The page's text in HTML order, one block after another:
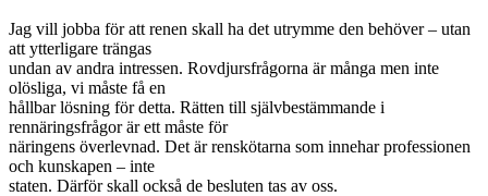
Jag vill jobba för att renen skall ha det utrymme den behöver – utan
att ytterligare trängas
undan av andra intressen. Rovdjursfrågorna är många men inte
olösliga, vi måste få en
hållbar lösning för detta. Rätten till självbestämmande i
rennäringsfrågor är ett måste för
näringens överlevnad. Det är renskötarna som innehar professionen
och kunskapen – inte
staten. Därför skall också de besluten tas av oss.